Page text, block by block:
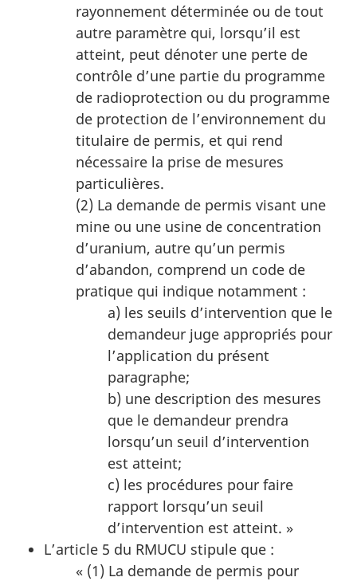
rayonnement déterminée ou de tout
autre paramètre qui, lorsqu’il est
atteint, peut dénoter une perte de
contrôle d’une partie du programme
de radioprotection ou du programme
de protection de l’environnement du
titulaire de permis, et qui rend
nécessaire la prise de mesures
particulières.
(2) La demande de permis visant une
mine ou une usine de concentration
d’uranium, autre qu’un permis
d’abandon, comprend un code de
pratique qui indique notamment :
a) les seuils d’intervention que le
demandeur juge appropriés pour
l’application du présent
paragraphe;
b) une description des mesures
que le demandeur prendra
lorsqu’un seuil d’intervention
est atteint;
c) les procédures pour faire
rapport lorsqu’un seuil
d’intervention est atteint. »
L’article 5 du RMUCU stipule que :
« (1) La demande de permis pour